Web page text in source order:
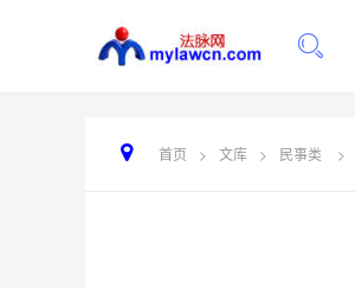
首页 > 文库 > 民事类 >